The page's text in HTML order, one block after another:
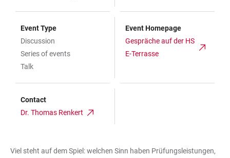
Event Type
Discussion
Series of events
Talk
Event Homepage
Gespräche auf der HS
E-Terrasse
Contact
Dr. Thomas Renkert
Viel steht auf dem Spiel: welchen Sinn haben Prüfungsleistungen,